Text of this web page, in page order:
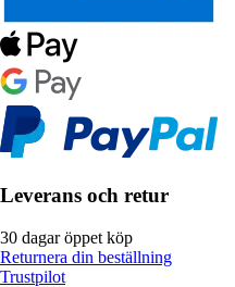
Leverans och retur
30 dagar öppet köp
Returnera din beställning
Trustpilot